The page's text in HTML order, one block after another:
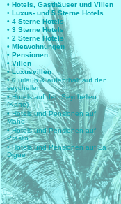
• Hotels, Gasthäuser und Villen
• Luxus- und 5 Sterne Hotels
• 4 Sterne Hotels
• 3 Sterne Hotels
• 2 Sterne Hotels
• Mietwohnungen
• Pensionen
• Villen
• Luxusvillen
• 6urlaub & aufenthalt auf den
seychellen
• Hotels auf den Seychellen
(Karte)
• Hotels und Pensionen auf
Mahe
• Hotels und Pensionen auf
Praslin
• Hotels und Pensionen auf La
Digue